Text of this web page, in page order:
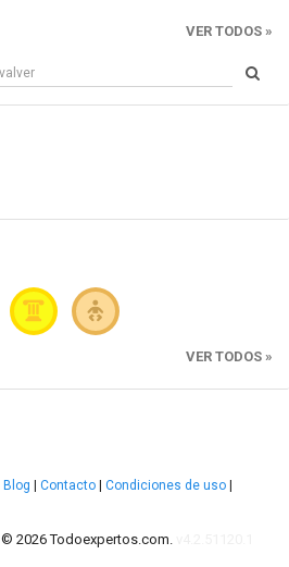
VER TODOS »
VER TODOS »
Blog Contacto Condiciones de uso
© 2026 Todoexpertos.com.